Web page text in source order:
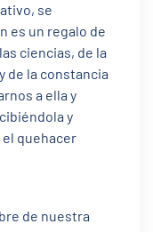
se
es un regalo de
ciencias, de la
de la constancia
a ella y
y
quehacer
de nuestra